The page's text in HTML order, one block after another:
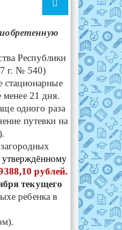
Республики
г. № 540)
стационарные
менее 21 дня.
одного раза
путевки на
утверждённому
рублей.
текущего
ребенка в